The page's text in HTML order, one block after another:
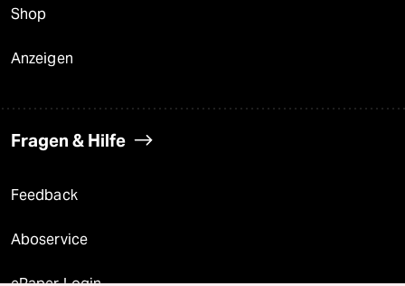
Shop
Anzeigen
Fragen & Hilfe
Feedback
Aboservice